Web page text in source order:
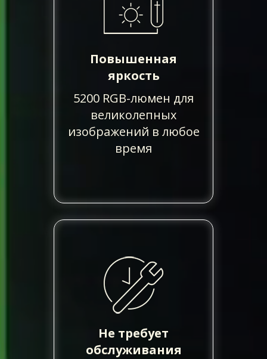
Повышенная
яркость
5200 RGB-люмен для
великолепных
изображений в любое
время
Не требует
обслуживания